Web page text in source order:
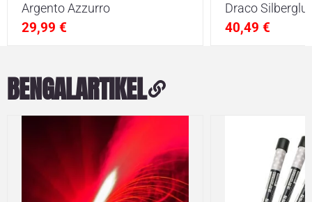
Argento Azzurro
29,99 €
Draco Silberglut
40,49 €
BENGALARTIKEL